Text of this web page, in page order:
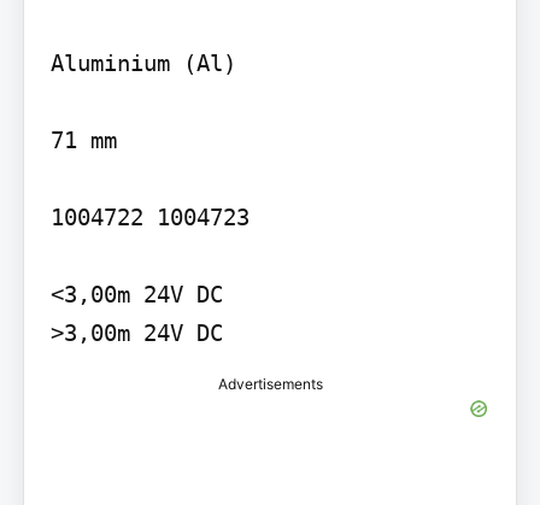
Aluminium (Al)
71 mm
1004722 1004723
<3,00m 24V DC
>3,00m 24V DC
Advertisements